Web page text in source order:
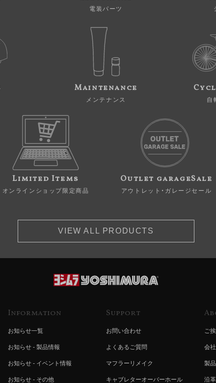
電装パーツ
Maintenance
メンテナンス 自
Limited Items
オンラインショップ限定商品
Outlet garageSale
アウトレット・ガレージセール
VIEW ALL PRODUCTS
Information
お知らせ一覧
お知らせ - 製品情報
お知らせ - イベント情報
お知らせ - その他
Support
お問い合わせ
よくあるご質問
マフラーリメイク
キャブレターオーバーホール
ご
会
製
沿革